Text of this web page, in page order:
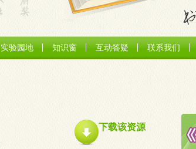
实验园地 知识窗 互动答疑 联系我们
下载该资源